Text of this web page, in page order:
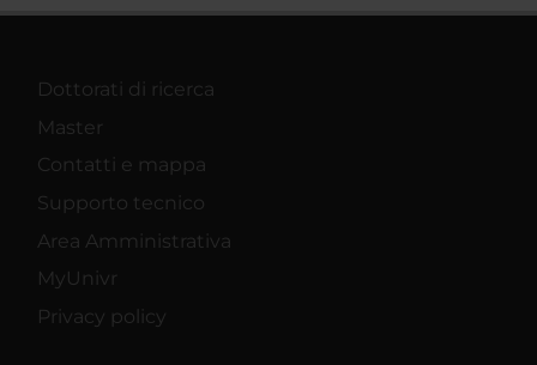
Dottorati di ricerca
Master
Contatti e mappa
Supporto tecnico
Area Amministrativa
MyUnivr
Privacy policy